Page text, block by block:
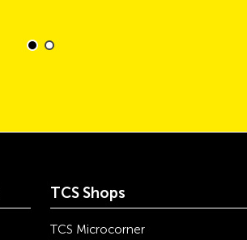
TCS Shops
TCS Microcorner